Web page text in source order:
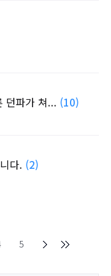
던파가 쳐... (10)
다. (2)
5